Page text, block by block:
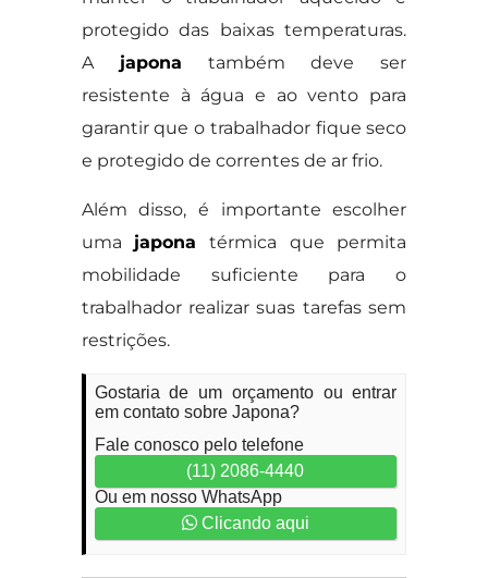
protegido das baixas temperaturas.
A japona também deve ser
resistente à água e ao vento para
garantir que o trabalhador fique seco
e protegido de correntes de ar frio.
Além disso, é importante escolher
uma japona térmica que permita
mobilidade suficiente para o
trabalhador realizar suas tarefas sem
restrições.
Gostaria de um orçamento ou entrar
em contato sobre Japona?
Fale conosco pelo telefone
(11) 2086-4440
Ou em nosso WhatsApp
Clicando aqui